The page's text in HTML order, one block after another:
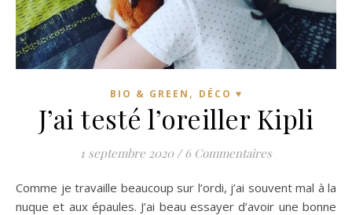
BIO & GREEN , DÉCO ♥
J’ai testé l’oreiller Kipli
1 septembre 2020 / 6 Commentaires
Comme je travaille beaucoup sur l’ordi, j’ai souvent mal à la
nuque et aux épaules. J’ai beau essayer d’avoir une bonne